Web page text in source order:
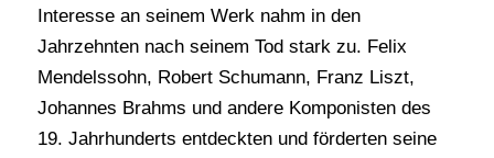
Interesse an seinem Werk nahm in den
Jahrzehnten nach seinem Tod stark zu. Felix
Mendelssohn, Robert Schumann, Franz Liszt,
Johannes Brahms und andere Komponisten des
19. Jahrhunderts entdeckten und förderten seine